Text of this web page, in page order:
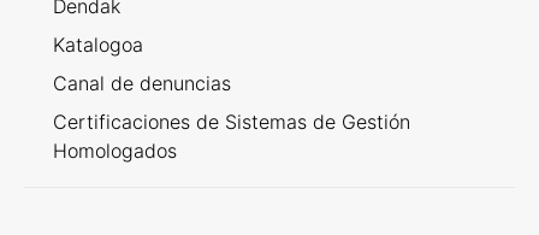
Dendak
Katalogoa
Canal de denuncias
Certificaciones de Sistemas de Gestión
Homologados